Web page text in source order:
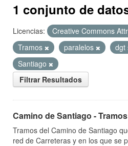
1 conjunto de
Licencias: Creative Commons
Tramos
paralelos dgt
Santiago
Filtrar Resultados
Camino de Santiago -
Tramos del Camino de Santiago
red de Carreteras y en los que se